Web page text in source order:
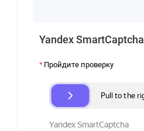
Yandex SmartCaptcha
Пройдите проверку